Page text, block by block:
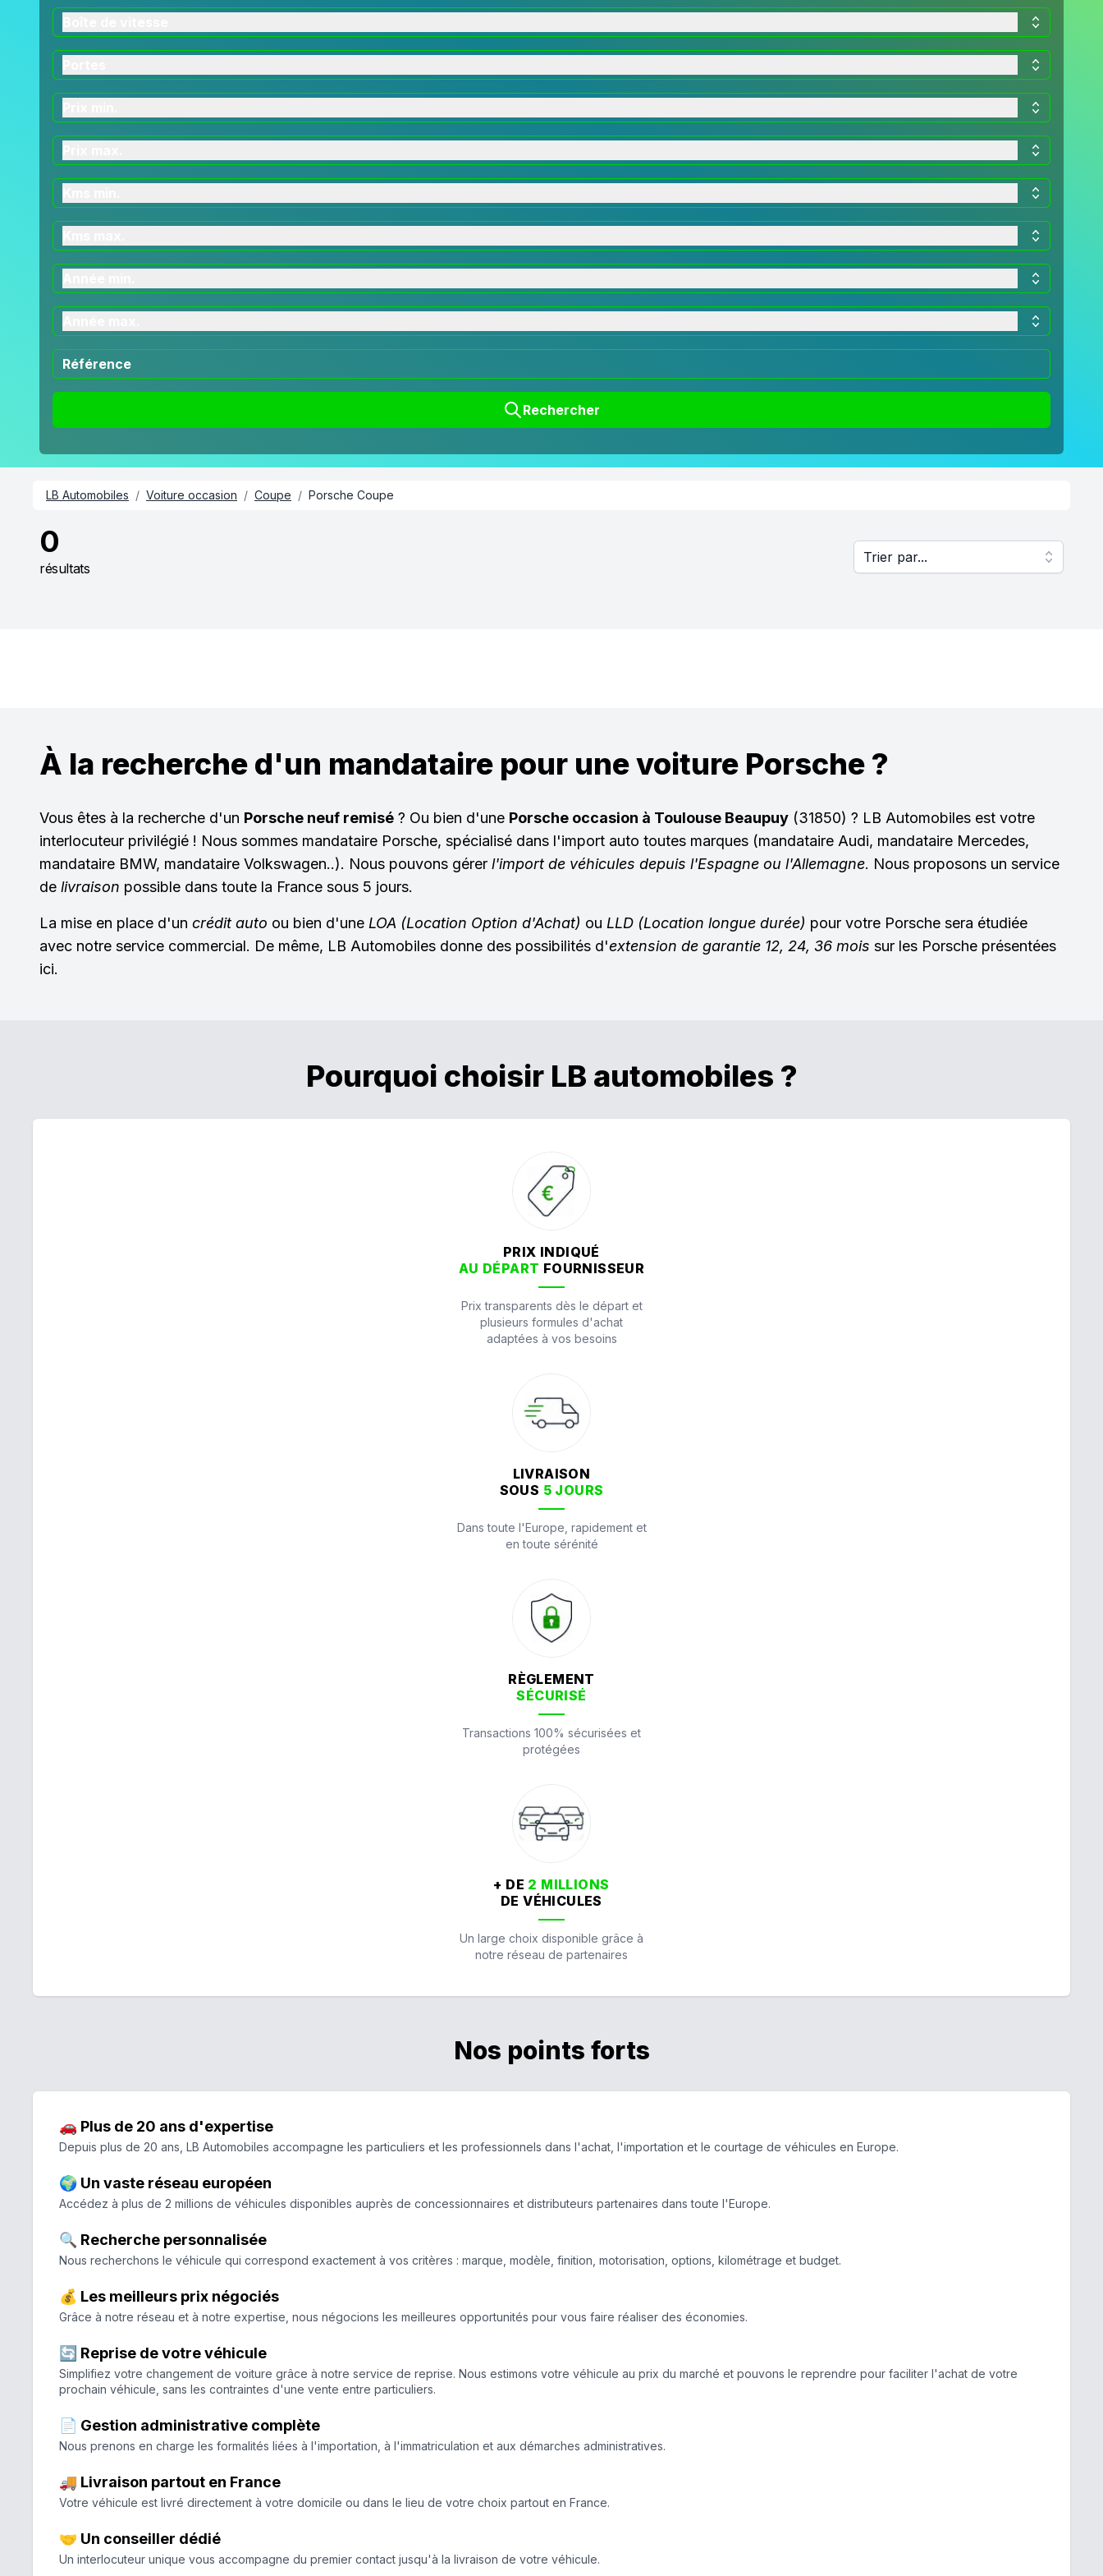
Rechercher
LB Automobiles / Voiture occasion / Coupe / Porsche Coupe
0
résultats
Trier par...
À la recherche d'un mandataire pour une voiture Porsche ?
Vous êtes à la recherche d'un Porsche neuf remisé ? Ou bien d'une Porsche occasion à Toulouse Beaupuy (31850) ? LB Automobiles est votre
interlocuteur privilégié ! Nous sommes mandataire Porsche, spécialisé dans l'import auto toutes marques (mandataire Audi, mandataire Mercedes,
mandataire BMW, mandataire Volkswagen..). Nous pouvons gérer l'import de véhicules depuis l'Espagne ou l'Allemagne. Nous proposons un service
de livraison possible dans toute la France sous 5 jours.
La mise en place d'un crédit auto ou bien d'une LOA (Location Option d'Achat) ou LLD (Location longue durée) pour votre Porsche sera étudiée
avec notre service commercial. De même, LB Automobiles donne des possibilités d'extension de garantie 12, 24, 36 mois sur les Porsche présentées
ici.
Pourquoi choisir LB automobiles ?
PRIX INDIQUÉ
AU DÉPART FOURNISSEUR
Prix transparents dès le départ et
plusieurs formules d'achat
adaptées à vos besoins
LIVRAISON
SOUS 5 JOURS
Dans toute l'Europe, rapidement et
en toute sérénité
RÈGLEMENT
SÉCURISÉ
Transactions 100% sécurisées et
protégées
+ DE 2 MILLIONS
DE VÉHICULES
Un large choix disponible grâce à
notre réseau de partenaires
Nos points forts
🚗 Plus de 20 ans d'expertise
Depuis plus de 20 ans, LB Automobiles accompagne les particuliers et les professionnels dans l'achat, l'importation et le courtage de véhicules en Europe.
🌍 Un vaste réseau européen
Accédez à plus de 2 millions de véhicules disponibles auprès de concessionnaires et distributeurs partenaires dans toute l'Europe.
🔍 Recherche personnalisée
Nous recherchons le véhicule qui correspond exactement à vos critères : marque, modèle, finition, motorisation, options, kilométrage et budget.
💰 Les meilleurs prix négociés
Grâce à notre réseau et à notre expertise, nous négocions les meilleures opportunités pour vous faire réaliser des économies.
🔄 Reprise de votre véhicule
Simplifiez votre changement de voiture grâce à notre service de reprise. Nous estimons votre véhicule au prix du marché et pouvons le reprendre pour faciliter l'achat de votre
prochain véhicule, sans les contraintes d'une vente entre particuliers.
📄 Gestion administrative complète
Nous prenons en charge les formalités liées à l'importation, à l'immatriculation et aux démarches administratives.
🚚 Livraison partout en France
Votre véhicule est livré directement à votre domicile ou dans le lieu de votre choix partout en France.
🤝 Un conseiller dédié
Un interlocuteur unique vous accompagne du premier contact jusqu'à la livraison de votre véhicule.